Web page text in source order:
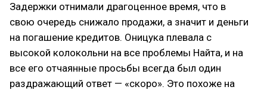
Задержки отнимали драгоценное время, что в
свою очередь снижало продажи, а значит и деньги
на погашение кредитов. Оницука плевала с
высокой колокольни на все проблемы Найта, и на
все его отчаянные просьбы всегда был один
раздражающий ответ — «скоро». Это похоже на